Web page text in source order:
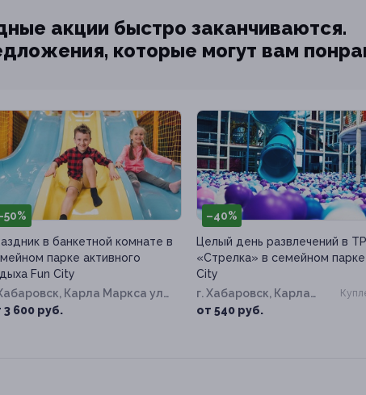
акции быстро заканчиваются.
которые могут вам
в банкетной комнате в
парке активного
Fun City
Карла Маркса ул,
3 600 руб.
–40%
Целый день развлечений в
«Стрелка» в семейном парке
City
г. Хабаровск, Карла
Маркса ул, д. 202
от 540 руб.